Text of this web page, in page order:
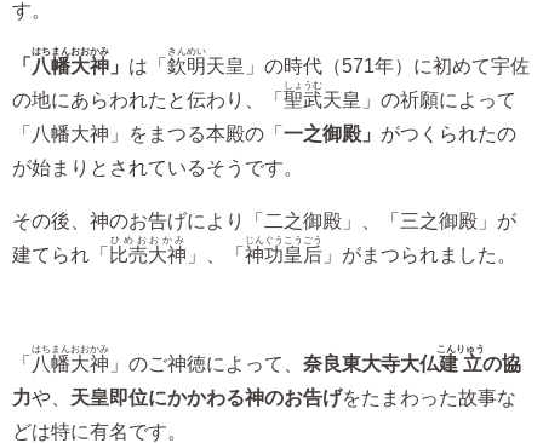
す。
「 八幡大神
はちまんおおかみ
」 は「 欽明
きんめい
天皇」の時代（571年）に初めて宇佐
の地にあらわれたと伝わり、「 聖武
しょうむ
天皇」の祈願によって
「八幡大神」をまつる本殿の「 一之御殿」 がつくられたの
が始まりとされているそうです。
その後、神のお告げにより「二之御殿」、「三之御殿」が
建てられ「 比売大神
ひめおおかみ
」、「 神功皇后
じんぐうこうごう
」がまつられました。
「 八幡大神
はちまんおおかみ
」のご神徳によって、 奈良東大寺大仏建立
こんりゅう
の協
力や、 天皇即位にかかわる神のお告げをたまわった故事な
どは特に有名です。